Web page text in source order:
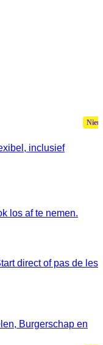
inclusief
los af te nemen.
direct of pas de les
Burgerschap en